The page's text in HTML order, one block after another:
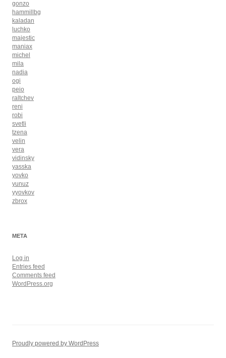
gonzo
hammillbg
kaladan
luchko
majestic
maniax
michel
mila
nadia
ogi
peio
raltchev
reni
robi
svetli
tzena
velin
vera
vidinsky
yasska
yovko
yunuz
yyovkov
zbrox
META
Log in
Entries feed
Comments feed
WordPress.org
Proudly powered by WordPress